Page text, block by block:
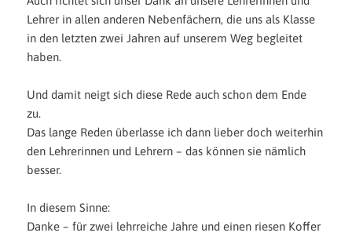
Lehrer in allen anderen Nebenfächern, die uns als Klasse
in den letzten zwei Jahren auf unserem Weg begleitet
haben.
Und damit neigt sich diese Rede auch schon dem Ende
zu.
Das lange Reden überlasse ich dann lieber doch weiterhin
den Lehrerinnen und Lehrern – das können sie nämlich
besser.
In diesem Sinne:
Danke – für zwei lehrreiche Jahre und einen riesen Koffer